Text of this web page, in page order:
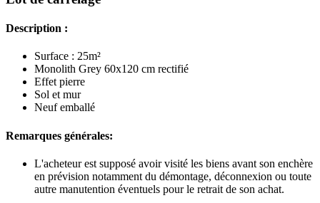
Description :
Surface : 25m²
Monolith Grey 60x120 cm rectifié
Effet pierre
Sol et mur
Neuf emballé
Remarques générales:
L'acheteur est supposé avoir visité les biens avant son enchère
en prévision notamment du démontage, déconnexion ou toute
autre manutention éventuels pour le retrait de son achat.